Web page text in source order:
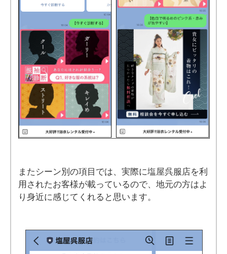
またシーン別の項目では、実際に塩屋呉服店を利
用されたお客様が載っているので、地元の方はよ
り身近に感じてくれると思います。